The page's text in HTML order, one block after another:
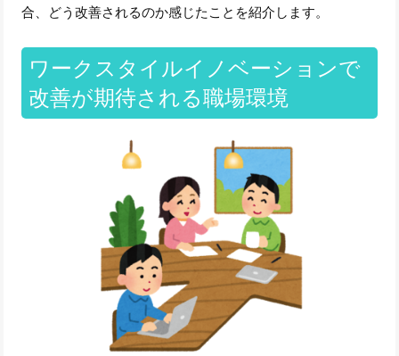
合、どう改善されるのか感じたことを紹介します。
ワークスタイルイノベーションで
改善が期待される職場環境